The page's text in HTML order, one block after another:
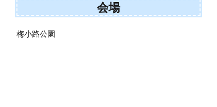
会場
梅小路公園